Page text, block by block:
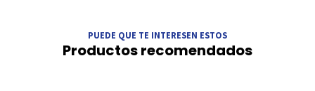
PUEDE QUE TE INTERESEN ESTOS
Productos recomendados